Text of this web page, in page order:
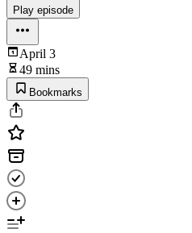
Play episode
April 3
49 mins
Bookmarks